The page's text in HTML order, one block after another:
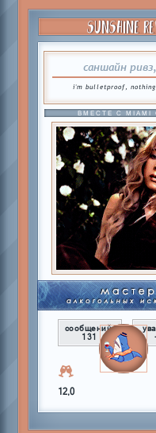
SUNSHINE
саншайн
i'm bulletproof,
ВМЕСТЕ С MIAMI
сообщений:
131
12,0